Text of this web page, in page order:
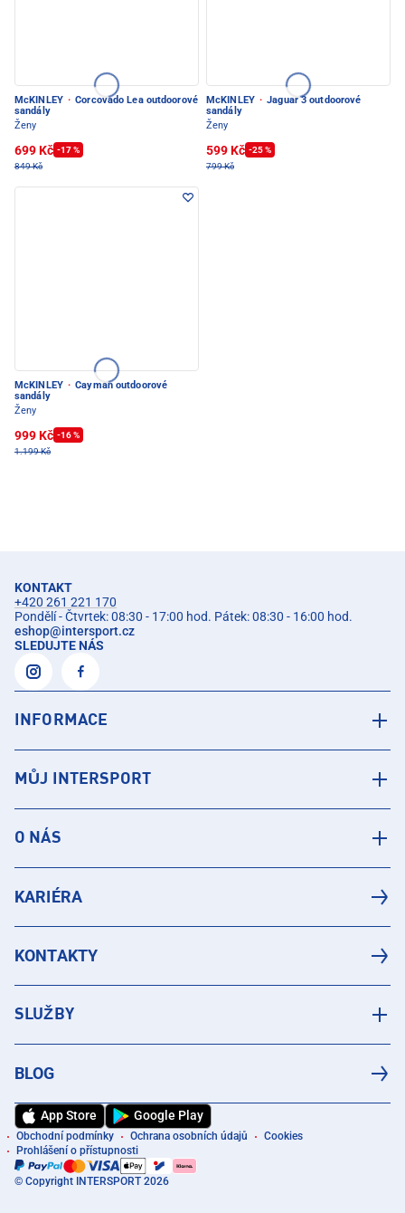
McKINLEY · Corcovado Lea outdoorové
sandály
Ženy
699 Kč -17 %
849 Kč
McKINLEY · Jaguar 3 outdoorové
sandály
Ženy
599 Kč -25 %
799 Kč
McKINLEY · Cayman outdoorové
sandály
Ženy
999 Kč -16 %
1.199 Kč
KONTAKT
+420 261 221 170
Pondělí - Čtvrtek: 08:30 - 17:00 hod. Pátek: 08:30 - 16:00 hod.
eshop@intersport.cz
SLEDUJTE NÁS
INFORMACE
MŮJ INTERSPORT
O NÁS
KARIÉRA
KONTAKTY
SLUŽBY
BLOG
App Store Google Play
Obchodní podmínky Ochrana osobních údajů
Cookies
Prohlášení o přístupnosti
© Copyright INTERSPORT 2026